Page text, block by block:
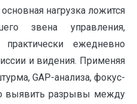
нагрузка ложится
звена управления,
ежедневно
и видения. Применяя
GAP-анализа, фокус-
выявить разрывы между